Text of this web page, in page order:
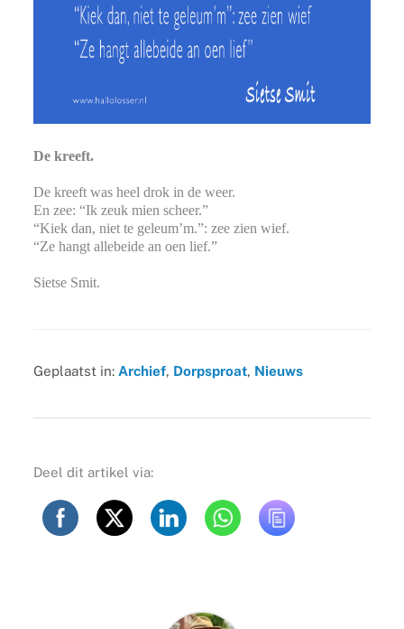
De kreeft.
De kreeft was heel drok in de weer.
En zee: “Ik zeuk mien scheer.”
“Kiek dan, niet te geleum’m.”: zee zien wief.
“Ze hangt allebeide an oen lief.”
Sietse Smit.
Geplaatst in: Archief, Dorpsproat, Nieuws
Deel dit artikel via: